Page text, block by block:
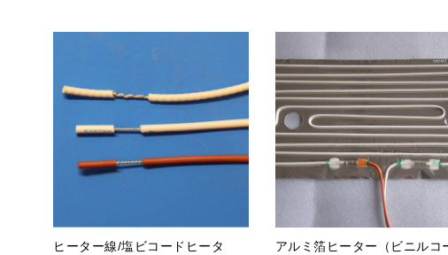
ヒーター線/塩ビコードヒータ アルミ箔ヒーター（ビニルコ